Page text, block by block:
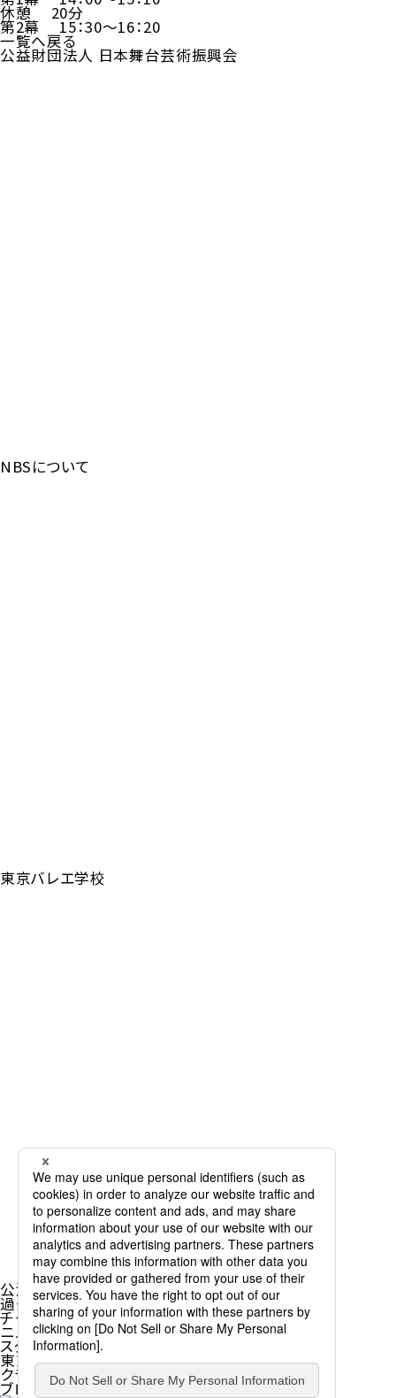
休憩 20分
第2幕 15：30～16：20
一覧へ戻る
公益財団法人 日本舞台芸術振興会
NBSについて
東京バレエ学校
公演情報
過去公演一覧
チケット購入
ニュース
スタッフ&ダンサー
東京バレエ団とは
クラブ・アッサンブレ
ブログ